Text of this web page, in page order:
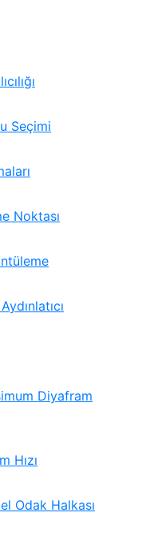
Seçimi
Noktası
Diyafram
Hızı
Odak Halkası